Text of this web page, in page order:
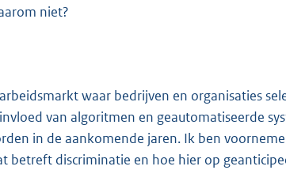
niet?
waar bedrijven en organisaties
van algoritmen en geautomatiseerde
in de aankomende jaren. Ik ben
betreft discriminatie en hoe hier op